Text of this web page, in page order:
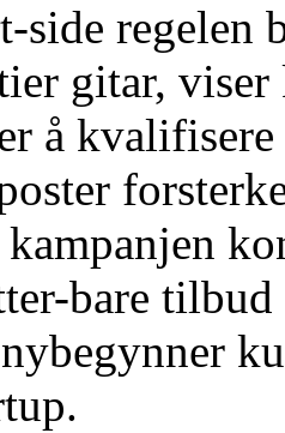
side regelen
gitar,
å
bare